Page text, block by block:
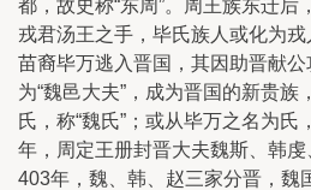
都，故史称“东周”。周王族东迁
戎君汤王之手，毕氏族人或化为
苗裔毕万逃入晋国，其因助晋献
为“魏邑大夫”，成为晋国的新贵族
氏，称“魏氏”；或从毕万之名为氏
年，周定王册封晋大夫魏斯、韩
403年，魏、韩、赵三家分晋，魏